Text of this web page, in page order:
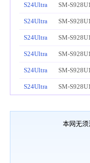
S24Ultra SM-
S24Ultra SM-
S24Ultra SM-
S24Ultra SM-
S24Ultra SM-
S24Ultra SM-
本网无